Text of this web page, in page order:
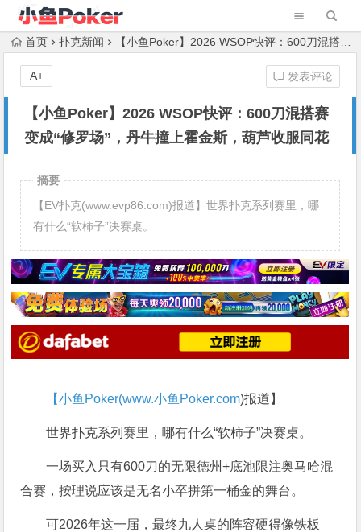
首页 扑克新闻 【小鱼Poker】2026 WSOP快评：600刀混搭赛变成“修罗场”，丹牛撞上霍金斯，葫芦收服同花
【小鱼Poker】2026 WSOP快评：600刀混搭赛
变成“修罗场”，丹牛撞上霍金斯，葫芦收服同花
发表评论
A+
摘要
【EV扑克(www.evp86.com)报道】世界扑克系列赛里，哪
有什么“软柿子”决赛桌。
【小鱼Poker(www.小鱼Poker.com)报道】
世界扑克系列赛里，哪有什么“软柿子”决赛桌。
一场买入只有600刀的无限德州+底池限注奥马哈混
合赛，按理说应该是无名小卒拼第一桶金的舞台。
可2026年这一届，最终九人桌的阵容硬得像铁板